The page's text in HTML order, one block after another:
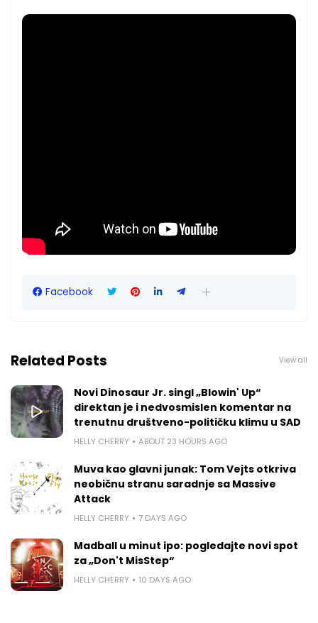
Facebook
Related Posts View all
Novi Dinosaur Jr. singl „Blowin' Up“
direktan je i nedvosmislen komentar na
trenutnu društveno-političku klimu u SAD
HELLY CHERRY ABOUT 23 HOURS AGO
Muva kao glavni junak: Tom Vejts otkriva
neobičnu stranu saradnje sa Massive
Attack
HELLY CHERRY 7 DAYS AGO
Madball u minut ipo: pogledajte novi spot
za „Don't MisStep“
HELLY CHERRY 10 DAYS AGO